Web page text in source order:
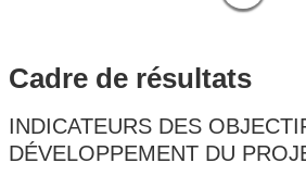
Cadre de résultats
INDICATEURS DES
DÉVELOPPEMENT DU